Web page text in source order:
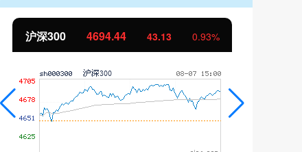
北证50 1134.24 11.37 1.01%